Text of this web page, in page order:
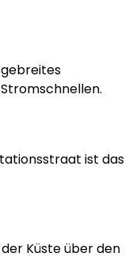
ist das
Küste über den